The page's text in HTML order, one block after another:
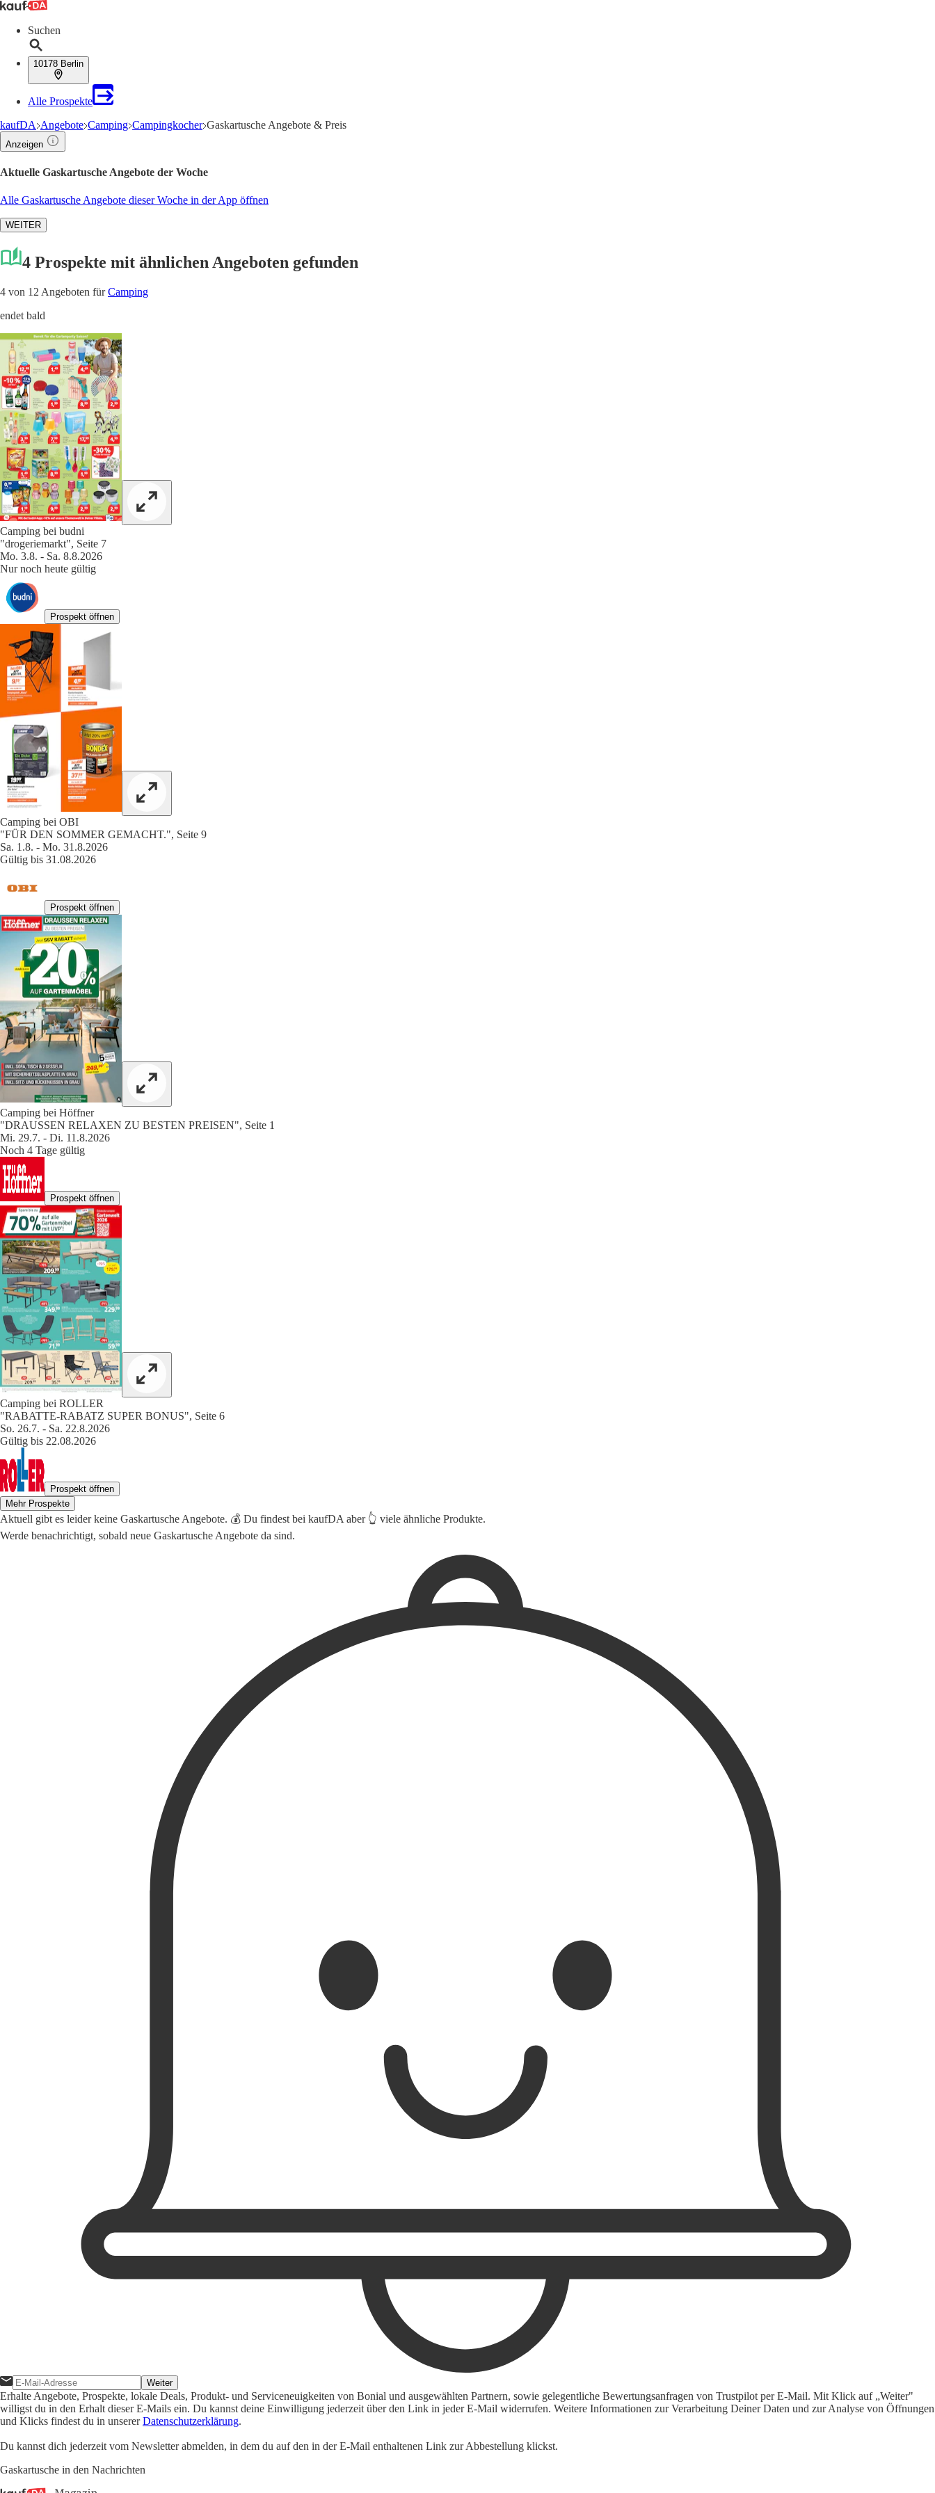
Suchen
10178 Berlin
Alle Prospekte
kaufDA Angebote Camping Campingkocher Gaskartusche Angebote & Preis
Anzeigen
Aktuelle Gaskartusche Angebote der Woche
Alle Gaskartusche Angebote dieser Woche in der App öffnen
WEITER
4 Prospekte mit ähnlichen Angeboten gefunden
4 von 12 Angeboten fürCamping
endet bald
Camping bei budni
"drogeriemarkt", Seite 7
Mo. 3.8. - Sa. 8.8.2026
Nur noch heute gültig
Prospekt öffnen
Camping bei OBI
"FÜR DEN SOMMER GEMACHT.", Seite 9
Sa. 1.8. - Mo. 31.8.2026
Gültig bis 31.08.2026
Prospekt öffnen
Camping bei Höffner
"DRAUSSEN RELAXEN ZU BESTEN PREISEN", Seite 1
Mi. 29.7. - Di. 11.8.2026
Noch 4 Tage gültig
Prospekt öffnen
Camping bei ROLLER
"RABATTE-RABATZ SUPER BONUS", Seite 6
So. 26.7. - Sa. 22.8.2026
Gültig bis 22.08.2026
Prospekt öffnen
Mehr Prospekte
Aktuell gibt es leider keine Gaskartusche Angebote. 💰 Du findest bei kaufDA aber 👆 viele ähnliche Produkte.
Werde benachrichtigt, sobald neue Gaskartusche Angebote da sind.
Weiter
Erhalte Angebote, Prospekte, lokale Deals, Produkt- und Serviceneuigkeiten von Bonial und ausgewählten Partnern, sowie gelegentliche Bewertungsanfragen von Trustpilot per E-Mail. Mit Klick auf „Weiter"
willigst du in den Erhalt dieser E-Mails ein. Du kannst deine Einwilligung jederzeit über den Link in jeder E-Mail widerrufen. Weitere Informationen zur Verarbeitung Deiner Daten und zur Analyse von Öffnungen
und Klicks findest du in unsererDatenschutzerklärung.
Du kannst dich jederzeit vom Newsletter abmelden, in dem du auf den in der E-Mail enthaltenen Link zur Abbestellung klickst.
Gaskartusche in den Nachrichten